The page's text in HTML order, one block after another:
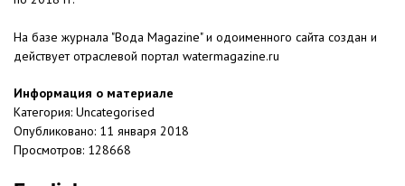
На базе журнала "Вода Magazine" и одоименного сайта создан и
действует отраслевой портал watermagazine.ru
Информация о материале
Категория: Uncategorised
Опубликовано: 11 января 2018
Просмотров: 128668